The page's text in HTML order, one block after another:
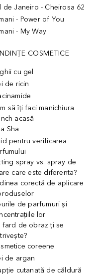
de Janeiro - Cheirosa 62
- Power of You
- My Way
COSMETICE
cu gel
de ricin
să îți faci manichiura
acasă
Sha
pentru verificarea
spray vs. spray de
care este diferenta?
corectă de aplicare
de parfumuri și
lor
fard de obraz ți se
coreene
de argan
cutanată de căldură